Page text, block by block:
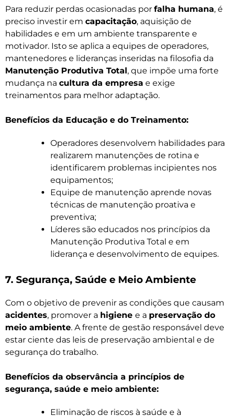
Para reduzir perdas ocasionadas por falha humana, é
preciso investir em capacitação, aquisição de
habilidades e em um ambiente transparente e
motivador. Isto se aplica a equipes de operadores,
mantenedores e lideranças inseridas na filosofia da
Manutenção Produtiva Total, que impõe uma forte
mudança na cultura da empresa e exige
treinamentos para melhor adaptação.
Benefícios da Educação e do Treinamento:
Operadores desenvolvem habilidades para
realizarem manutenções de rotina e
identificarem problemas incipientes nos
equipamentos;
Equipe de manutenção aprende novas
técnicas de manutenção proativa e
preventiva;
Líderes são educados nos princípios da
Manutenção Produtiva Total e em
liderança e desenvolvimento de equipes.
7. Segurança, Saúde e Meio Ambiente
Com o objetivo de prevenir as condições que causam
acidentes, promover a higiene e a preservação do
meio ambiente. A frente de gestão responsável deve
estar ciente das leis de preservação ambiental e de
segurança do trabalho.
Benefícios da observância a princípios de
segurança, saúde e meio ambiente:
Eliminação de riscos à saúde e à